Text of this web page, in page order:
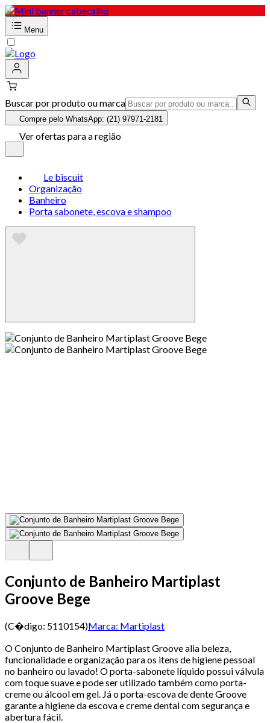
Menu
Buscar por produto ou marca
Compre pelo WhatsApp: (21) 97971-2181
Ver ofertas para a região
Le biscuit
Organização
Banheiro
Porta sabonete, escova e shampoo
Conjunto de Banheiro Martiplast
Groove Bege
(C�digo: 5110154)Marca: Martiplast
O Conjunto de Banheiro Martiplast Groove alia beleza,
funcionalidade e organização para os itens de higiene pessoal
no banheiro ou lavado! O porta-sabonete líquido possui válvula
com toque suave e pode ser utilizado também como porta-
creme ou álcool em gel. Já o porta-escova de dente Groove
garante a higiene da escova e creme dental com segurança e
abertura fácil.